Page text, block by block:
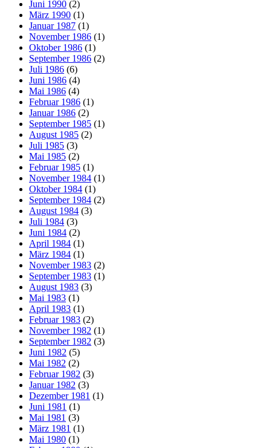
Juni 1990 (2)
März 1990 (1)
Januar 1987 (1)
November 1986 (1)
Oktober 1986 (1)
September 1986 (2)
Juli 1986 (6)
Juni 1986 (4)
Mai 1986 (4)
Februar 1986 (1)
Januar 1986 (2)
September 1985 (1)
August 1985 (2)
Juli 1985 (3)
Mai 1985 (2)
Februar 1985 (1)
November 1984 (1)
Oktober 1984 (1)
September 1984 (2)
August 1984 (3)
Juli 1984 (3)
Juni 1984 (2)
April 1984 (1)
März 1984 (1)
November 1983 (2)
September 1983 (1)
August 1983 (3)
Mai 1983 (1)
April 1983 (1)
Februar 1983 (2)
November 1982 (1)
September 1982 (3)
Juni 1982 (5)
Mai 1982 (2)
Februar 1982 (3)
Januar 1982 (3)
Dezember 1981 (1)
Juni 1981 (1)
Mai 1981 (3)
März 1981 (1)
Mai 1980 (1)